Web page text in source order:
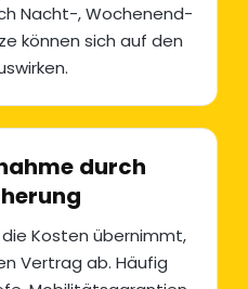
Nacht-, Wochenend-
können sich auf den
durch
Kosten übernimmt,
Vertrag ab. Häufig